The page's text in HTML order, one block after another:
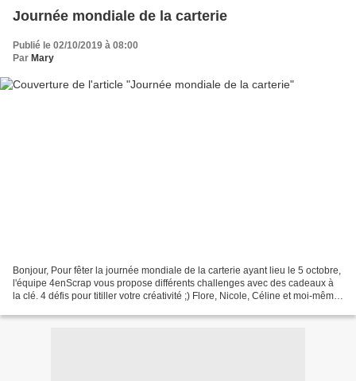
Journée mondiale de la carterie
Publié le 02/10/2019 à 08:00
Par Mary
Bonjour, Pour fêter la journée mondiale de la carterie ayant lieu le 5 octobre,
l'équipe 4enScrap vous propose différents challenges avec des cadeaux à
la clé. 4 défis pour titiller votre créativité ;) Flore, Nicole, Céline et moi-même